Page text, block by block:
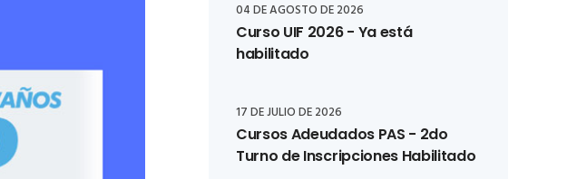
04 DE AGOSTO DE 2026
Curso UIF 2026 - Ya está
habilitado
17 DE JULIO DE 2026
Cursos Adeudados PAS - 2do
Turno de Inscripciones Habilitado